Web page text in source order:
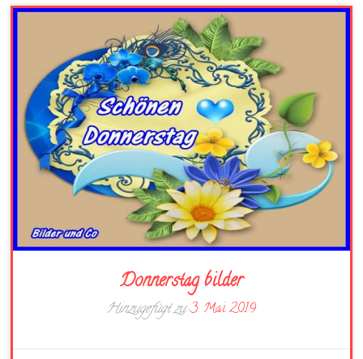
Donnerstag bilder
Hinzugefügt zu3. Mai 2019